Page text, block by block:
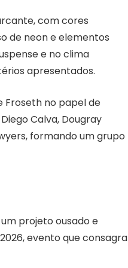
com cores
de neon e elementos
e no clima
apresentados.
Froseth no papel de
Calva, Dougray
formando um grupo
projeto ousado e
evento que consagra